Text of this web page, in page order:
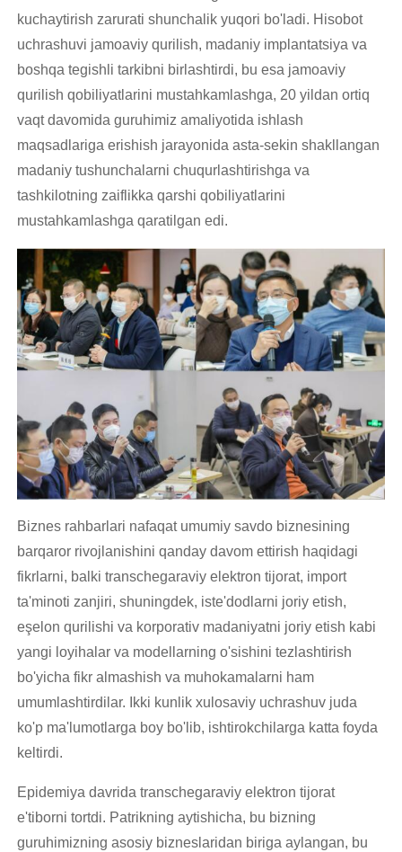
kuchaytirish zarurati shunchalik yuqori bo'ladi. Hisobot
uchrashuvi jamoaviy qurilish, madaniy implantatsiya va
boshqa tegishli tarkibni birlashtirdi, bu esa jamoaviy
qurilish qobiliyatlarini mustahkamlashga, 20 yildan ortiq
vaqt davomida guruhimiz amaliyotida ishlash
maqsadlariga erishish jarayonida asta-sekin shakllangan
madaniy tushunchalarni chuqurlashtirishga va
tashkilotning zaiflikka qarshi qobiliyatlarini
mustahkamlashga qaratilgan edi.
Biznes rahbarlari nafaqat umumiy savdo biznesining
barqaror rivojlanishini qanday davom ettirish haqidagi
fikrlarni, balki transchegaraviy elektron tijorat, import
ta'minoti zanjiri, shuningdek, iste'dodlarni joriy etish,
eşelon qurilishi va korporativ madaniyatni joriy etish kabi
yangi loyihalar va modellarning o'sishini tezlashtirish
bo'yicha fikr almashish va muhokamalarni ham
umumlashtirdilar. Ikki kunlik xulosaviy uchrashuv juda
ko'p ma'lumotlarga boy bo'lib, ishtirokchilarga katta foyda
keltirdi.
Epidemiya davrida transchegaraviy elektron tijorat
e'tiborni tortdi. Patrikning aytishicha, bu bizning
guruhimizning asosiy bizneslaridan biriga aylangan, bu